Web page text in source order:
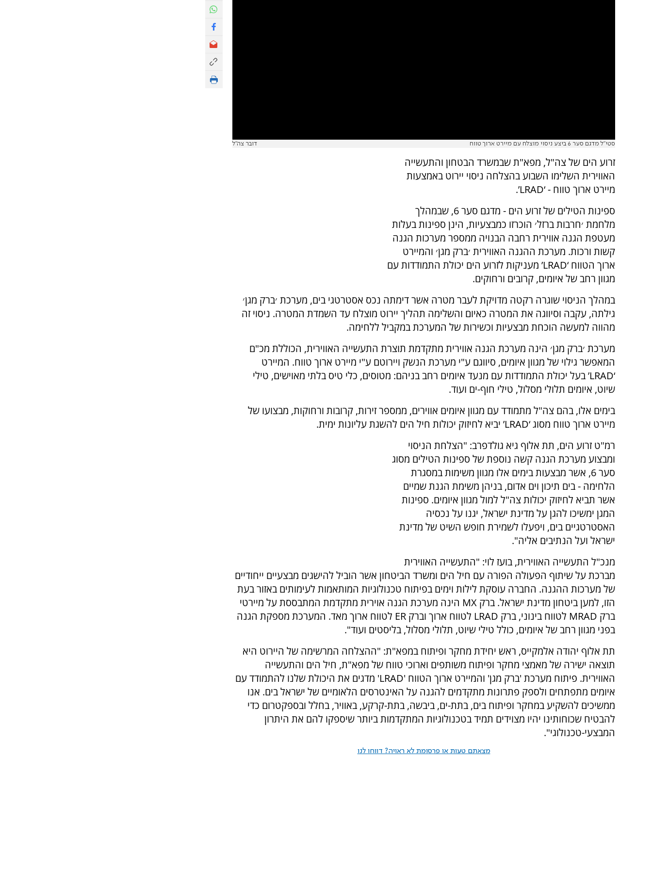
סטי"ל מדגם סער 6 ביצע ניסוי מוצלח עם מיירט ארוך טווח דובר צה"ל
זרוע הים של צה"ל, מפא"ת שבמשרד הבטחון והתעשייה
האווירית השלימו השבוע בהצלחה ניסוי יירוט באמצעות
מיירט ארוך טווח - ‘LRAD’.
ספינות הטילים של זרוע הים - מדגם סער 6, שבמהלך
מלחמת ׳חרבות ברזל׳ הוכרזו כמבצעיות, הינן ספינות בעלות
מעטפת הגנה אווירית רחבה הבנויה ממספר מערכות הגנה
קשות ורכות. מערכת ההגנה האווירית ׳ברק מגן׳ והמיירט
ארוך הטווח ‘LRAD’ מעניקות לזרוע הים יכולת התמודדות עם
מגוון רחב של איומים, קרובים ורחוקים.
במהלך הניסוי שוגרה רקטה מדויקת לעבר מטרה אשר דימתה נכס אסטרטגי בים, מערכת ׳ברק מגן׳
גילתה, עקבה וסיווגה את המטרה כאיום והשלימה תהליך יירוט מוצלח עד השמדת המטרה. ניסוי זה
מהווה למעשה הוכחת מבצעיות וכשירות של המערכת במקביל ללחימה.
מערכת ׳ברק מגן׳ הינה מערכת הגנה אווירית מתקדמת תוצרת התעשייה האווירית, הכוללת מכ"ם
המאפשר גילוי של מגוון איומים, סיווגם ע"י מערכת הנשק ויירוטם ע"י מיירט ארוך טווח. המיירט
‘LRAD’ בעל יכולת התמודדות עם מנעד איומים רחב בניהם: מטוסים, כלי טיס בלתי מאוישים, טילי
שיוט, איומים תלולי מסלול, טילי חוף-ים ועוד.
בימים אלו, בהם צה"ל מתמודד עם מגוון איומים אווירים, ממספר זירות, קרובות ורחוקות, מבצועו של
מיירט ארוך טווח מסוג ‘LRAD’ יביא לחיזוק יכולות חיל הים להשגת עליונות ימית.
רמ"ט זרוע הים, תת אלוף גיא גולדפרב: "הצלחת הניסוי
ומבצוע מערכת הגנה קשה נוספת של ספינות הטילים מסוג
סער 6, אשר מבצעות בימים אלו מגוון משימות במסגרת
הלחימה - בים תיכון וים אדום, בניהן משימת הגנת שמיים
אשר תביא לחיזוק יכולות צה"ל למול מגוון איומים. ספינות
המגן ימשיכו להגן על מדינת ישראל, יגנו על נכסיה
האסטרטגיים בים, ויפעלו לשמירת חופש השיט של מדינת
ישראל ועל הנתיבים אליה".
מנכ"ל התעשייה האווירית, בועז לוי: "התעשייה האווירית
מברכת על שיתוף הפעולה הפורה עם חיל הים ומשרד הביטחון אשר הוביל להישגים מבצעיים ייחודיים
של מערכות ההגנה. החברה עוסקת לילות וימים בפיתוח טכנולוגיות המותאמות לעימותים באזור בעת
הזו, למען ביטחון מדינת ישראל. ברק MX הינה מערכת הגנה אוירית מתקדמת המתבססת על מיירטי
ברק MRAD לטווח בינוני, ברק LRAD לטווח ארוך וברק ER לטווח ארוך מאד. המערכת מספקת הגנה
בפני מגוון רחב של איומים, כולל טילי שיוט, תלולי מסלול, בליסטים ועוד".
תת אלוף יהודה אלמקייס, ראש יחידת מחקר ופיתוח במפא"ת: "ההצלחה המרשימה של היירוט היא
תוצאה ישירה של מאמצי מחקר ופיתוח משותפים וארוכי טווח של מפא"ת, חיל הים והתעשייה
האווירית. פיתוח מערכת 'ברק מגן' והמיירט ארוך הטווח 'LRAD' מדגים את היכולת שלנו להתמודד עם
איומים מתפתחים ולספק פתרונות מתקדמים להגנה על האינטרסים הלאומיים של ישראל בים. אנו
ממשיכים להשקיע במחקר ופיתוח בים, בתת-ים, ביבשה, בתת-קרקע, באוויר, בחלל ובספקטרום כדי
להבטיח שכוחותינו יהיו מצוידים תמיד בטכנולוגיות המתקדמות ביותר שיספקו להם את היתרון
המבצעי-טכנולוגי".
מצאתם טעות או פרסומת לא ראויה? דווחו לנו